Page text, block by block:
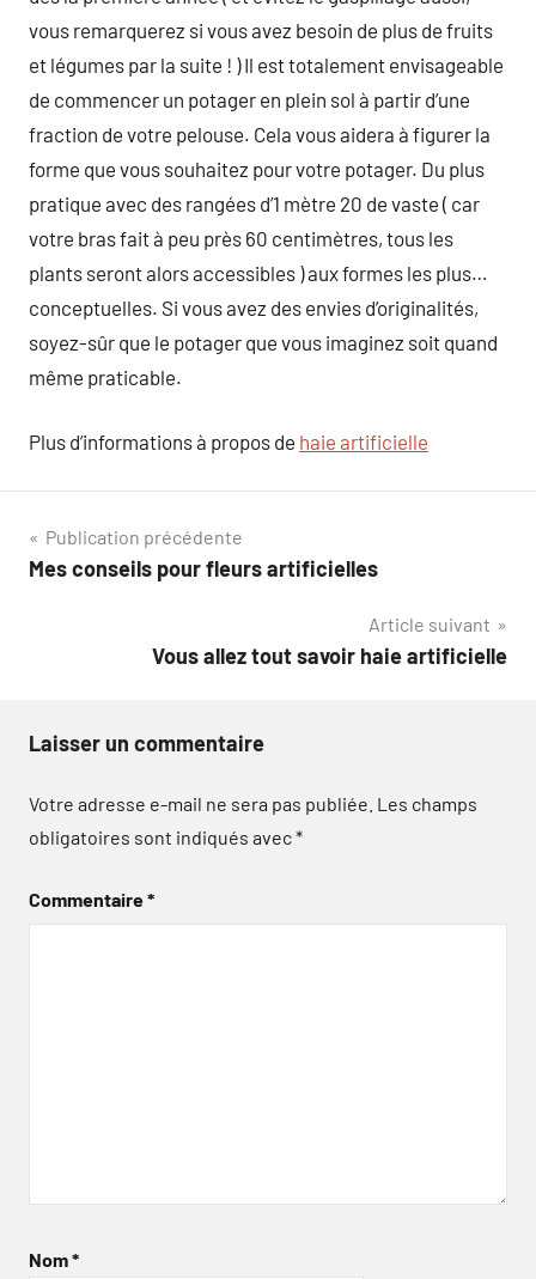
vous remarquerez si vous avez besoin de plus de fruits
et légumes par la suite ! ) Il est totalement envisageable
de commencer un potager en plein sol à partir d’une
fraction de votre pelouse. Cela vous aidera à figurer la
forme que vous souhaitez pour votre potager. Du plus
pratique avec des rangées d’1 mètre 20 de vaste ( car
votre bras fait à peu près 60 centimètres, tous les
plants seront alors accessibles ) aux formes les plus…
conceptuelles. Si vous avez des envies d’originalités,
soyez-sûr que le potager que vous imaginez soit quand
même praticable.
Plus d’informations à propos de haie artificielle
Navigation
de
Publication précédente
Mes conseils pour fleurs artificielles
Article suivant
Vous allez tout savoir haie artificielle
Laisser un commentaire
Votre adresse e-mail ne sera pas publiée. Les champs
obligatoires sont indiqués avec*
Commentaire*
Nom*